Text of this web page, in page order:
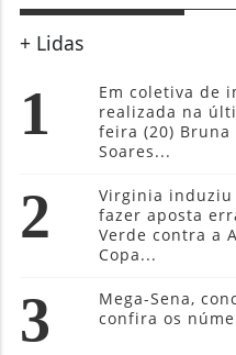
+ Lidas
1
Em coletiva de
realizada na
feira (20)
Soares...
2
Virginia
fazer aposta
Verde contra a
Copa...
3
Mega-Sena,
confira os